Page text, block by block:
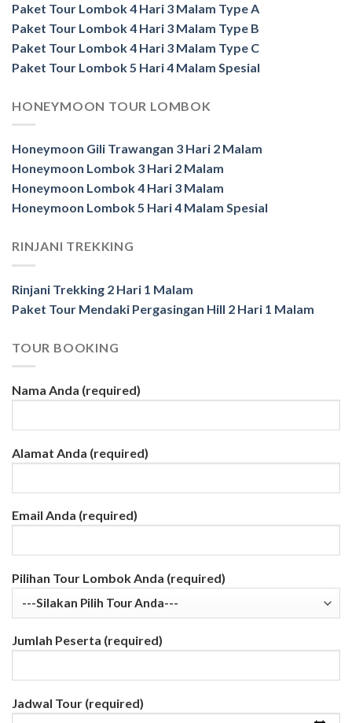
Paket Tour Lombok 4 Hari 3 Malam Type A
Paket Tour Lombok 4 Hari 3 Malam Type B
Paket Tour Lombok 4 Hari 3 Malam Type C
Paket Tour Lombok 5 Hari 4 Malam Spesial
HONEYMOON TOUR LOMBOK
Honeymoon Gili Trawangan 3 Hari 2 Malam
Honeymoon Lombok 3 Hari 2 Malam
Honeymoon Lombok 4 Hari 3 Malam
Honeymoon Lombok 5 Hari 4 Malam Spesial
RINJANI TREKKING
Rinjani Trekking 2 Hari 1 Malam
Paket Tour Mendaki Pergasingan Hill 2 Hari 1 Malam
TOUR BOOKING
Nama Anda (required)
Alamat Anda (required)
Email Anda (required)
Pilihan Tour Lombok Anda (required)
Jumlah Peserta (required)
Jadwal Tour (required)